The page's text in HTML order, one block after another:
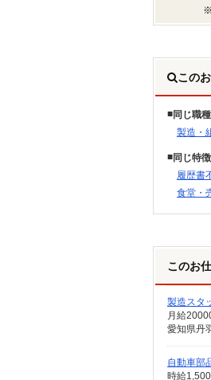
※
この
同じ職
製造・
同じ特
履歴書
食堂・
このお
製造スタ
月給
自動車部